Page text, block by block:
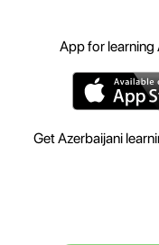
App for learning
Get Azerbaijani